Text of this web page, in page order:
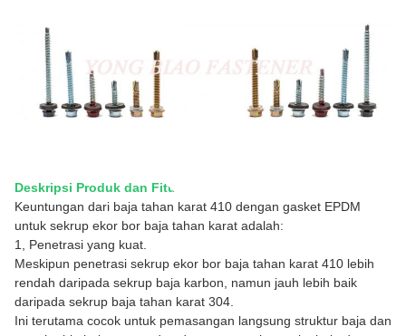
Deskripsi Produk dan Fitur:
Keuntungan dari baja tahan karat 410 dengan gasket EPDM
untuk sekrup ekor bor baja tahan karat adalah:
1, Penetrasi yang kuat.
Meskipun penetrasi sekrup ekor bor baja tahan karat 410 lebih
rendah daripada sekrup baja karbon, namun jauh lebih baik
daripada sekrup baja tahan karat 304.
Ini terutama cocok untuk pemasangan langsung struktur baja dan